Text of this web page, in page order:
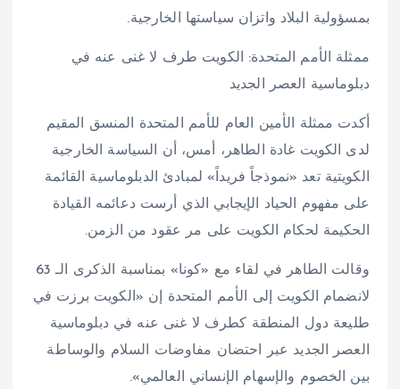
بمسؤولية البلاد واتزان سياستها الخارجية.
ممثلة الأمم المتحدة: الكويت طرف لا غنى عنه في
دبلوماسية العصر الجديد
أكدت ممثلة الأمين العام للأمم المتحدة المنسق المقيم
لدى الكويت غادة الطاهر، أمس، أن السياسة الخارجية
الكويتية تعد «نموذجاً فريداً» لمبادئ الدبلوماسية القائمة
على مفهوم الحياد الإيجابي الذي أرست دعائمه القيادة
الحكيمة لحكام الكويت على مر عقود من الزمن.
وقالت الطاهر في لقاء مع «كونا» بمناسبة الذكرى الـ 63
لانضمام الكويت إلى الأمم المتحدة إن «الكويت برزت في
طليعة دول المنطقة كطرف لا غنى عنه في دبلوماسية
العصر الجديد عبر احتضان مفاوضات السلام والوساطة
بين الخصوم والإسهام الإنساني العالمي».